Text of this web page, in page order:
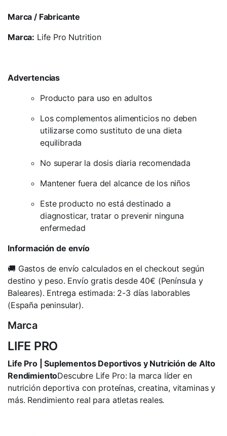
Marca / Fabricante
Marca: Life Pro Nutrition
Advertencias
Producto para uso en adultos
Los complementos alimenticios no deben
utilizarse como sustituto de una dieta
equilibrada
No superar la dosis diaria recomendada
Mantener fuera del alcance de los niños
Este producto no está destinado a
diagnosticar, tratar o prevenir ninguna
enfermedad
Información de envío
🚚 Gastos de envío calculados en el checkout según
destino y peso. Envío gratis desde 40€ (Península y
Baleares). Entrega estimada: 2-3 días laborables
(España peninsular).
Marca
LIFE PRO
Life Pro | Suplementos Deportivos y Nutrición de Alto
RendimientoDescubre Life Pro: la marca líder en
nutrición deportiva con proteínas, creatina, vitaminas y
más. Rendimiento real para atletas reales.